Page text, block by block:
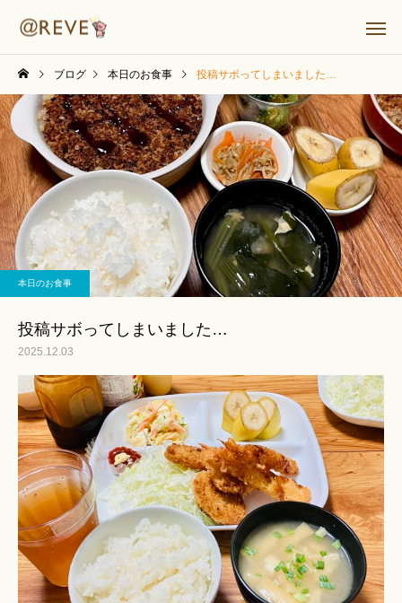
ブログ 本日のお食事 投稿サボってしまいました…
本日のお食事
投稿サボってしまいました…
2025.12.03